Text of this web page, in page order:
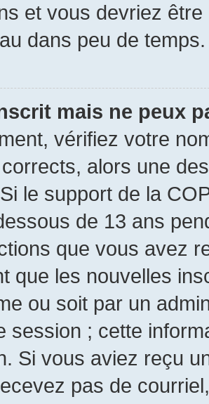
et vous devriez
dans peu de temps.
mais ne peux
vérifiez votre
corrects, alors une
le support de la
de 13 ans
que vous avez
que les nouvelles
ou soit par un
session ; cette
Si vous aviez reçu
pas de